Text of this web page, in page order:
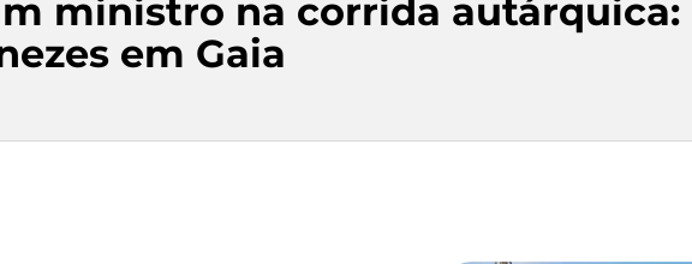
ministro na corrida autárquica:
em Gaia